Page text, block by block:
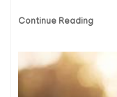
Continue Reading